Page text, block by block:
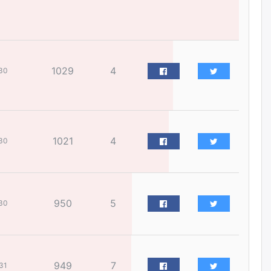
Цагдаагийн дэд хурандаа
бүх насаар нь хорих ял
оногдуулах хуулийн
“Аяллын газрын зураг”-ийн
хэвлэмэл хувилбарыг Голомт
банкны салбараас үнэ
ЕБС-ийн захирлын үүргийг түр
эзэмшлийнх нь дансаар заал,
1029 4
1021 4
950 5
949 7